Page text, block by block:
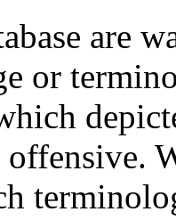
are
or